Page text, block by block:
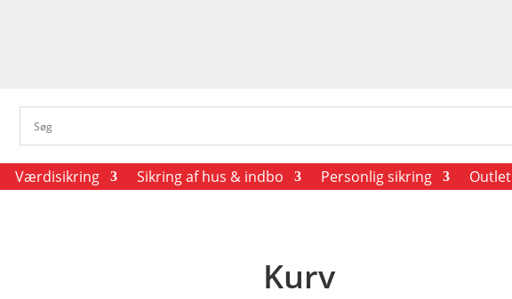
Værdisikring Sikring af hus & indbo Personlig sikring Outlet
Kurv